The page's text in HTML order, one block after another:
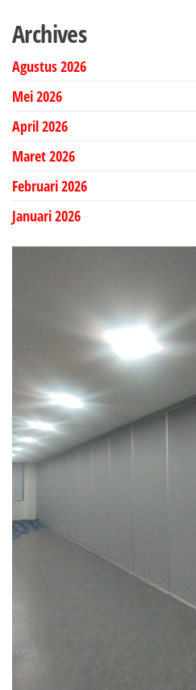
Archives
Agustus 2026
Mei 2026
April 2026
Maret 2026
Februari 2026
Januari 2026